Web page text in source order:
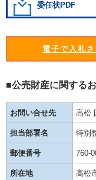
委任状PDF
電子で入札
■公売財産に関する
お問い合せ先 高松
担当部署名 特別
郵便番号 760-
所在地 高松